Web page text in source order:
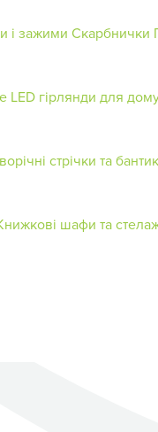
і зажими Скарбнички
LED гірлянди для
стрічки та
шафи та